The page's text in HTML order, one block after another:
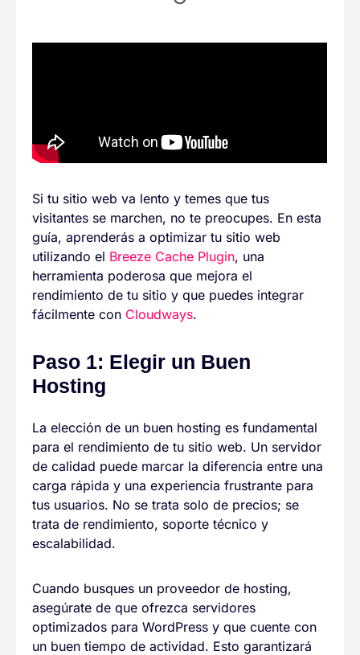
Si tu sitio web va lento y temes que tus
visitantes se marchen, no te preocupes. En esta
guía, aprenderás a optimizar tu sitio web
utilizando el Breeze Cache Plugin, una
herramienta poderosa que mejora el
rendimiento de tu sitio y que puedes integrar
fácilmente con Cloudways.
Paso 1: Elegir un Buen
Hosting
La elección de un buen hosting es fundamental
para el rendimiento de tu sitio web. Un servidor
de calidad puede marcar la diferencia entre una
carga rápida y una experiencia frustrante para
tus usuarios. No se trata solo de precios; se
trata de rendimiento, soporte técnico y
escalabilidad.
Cuando busques un proveedor de hosting,
asegúrate de que ofrezca servidores
optimizados para WordPress y que cuente con
un buen tiempo de actividad. Esto garantizará